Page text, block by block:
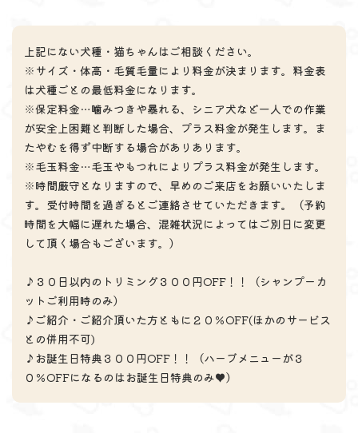
上記にない犬種・猫ちゃんはご相談ください。
※サイズ・体高・毛質毛量により料金が決まります。料金表
は犬種ごとの最低料金になります。
※保定料金…噛みつきや暴れる、シニア犬など一人での作業
が安全上困難と判断した場合、プラス料金が発生します。ま
たやむを得ず中断する場合がありあります。
※毛玉料金…毛玉やもつれによりプラス料金が発生します。
※時間厳守となりますので、早めのご来店をお願いいたしま
す。受付時間を過ぎるとご連絡させていただきます。（予約
時間を大幅に遅れた場合、混雑状況によってはご別日に変更
して頂く場合もございます。）
♪３０日以内のトリミング３００円OFF！！（シャンプーカ
ットご利用時のみ）
♪ご紹介・ご紹介頂いた方ともに２０％OFF(ほかのサービス
との併用不可)
♪お誕生日特典３００円OFF！！（ハーブメニューが３
０％OFFになるのはお誕生日特典のみ♥）